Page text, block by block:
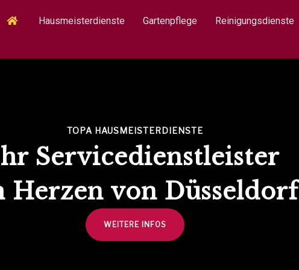
Hausmeisterdienste Gartenpflege Reinigungsdienste
TOPA HAUSMEISTERDIENSTE
Servicedienstleister
Herzen von Düsseldorf
WEITERE INFOS